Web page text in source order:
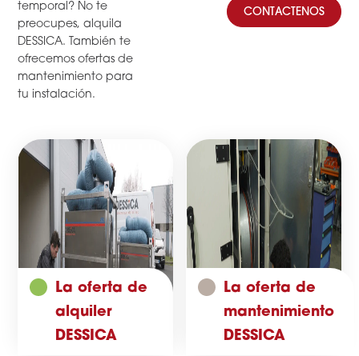
temporal? No te
preocupes, alquila
DESSICA. También te
ofrecemos ofertas de
mantenimiento para
tu instalación.
CONTACTENOS
La oferta de
alquiler
DESSICA
La oferta de
mantenimiento
DESSICA